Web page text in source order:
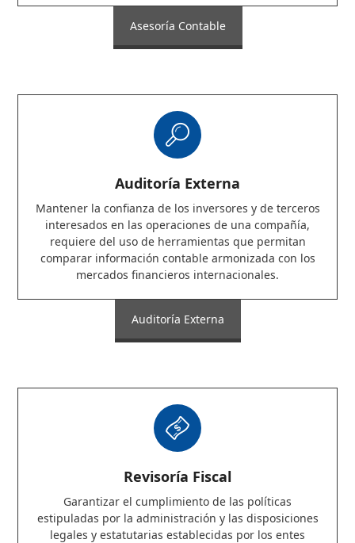
Asesoría Contable
Auditoría Externa
Mantener la confianza de los inversores y de terceros
interesados en las operaciones de una compañía,
requiere del uso de herramientas que permitan
comparar información contable armonizada con los
mercados financieros internacionales.
Auditoría Externa
Revisoría Fiscal
Garantizar el cumplimiento de las políticas
estipuladas por la administración y las disposiciones
legales y estatutarias establecidas por los entes